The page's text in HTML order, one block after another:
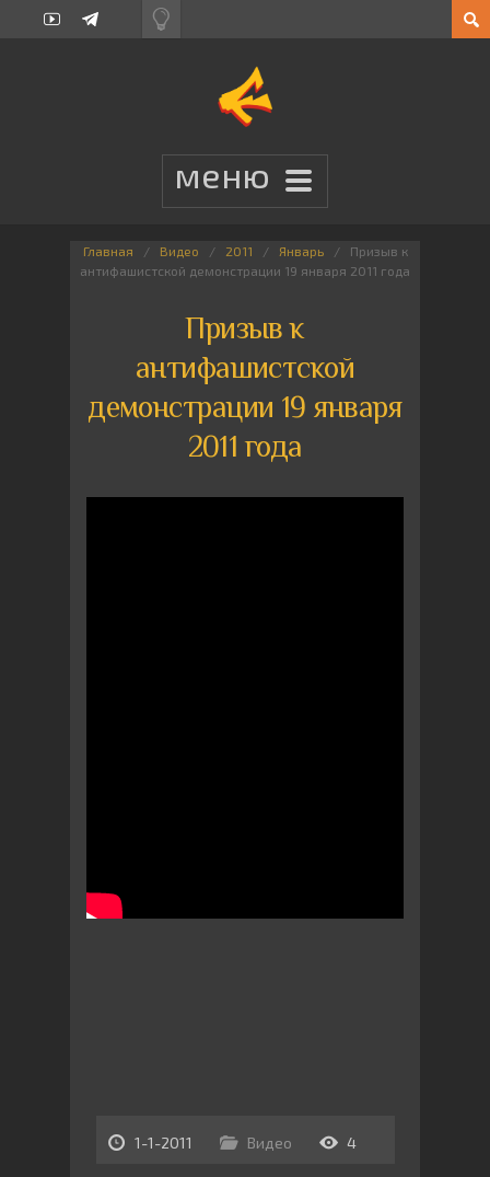
Главная Видео 2011 Январь
Призыв к
антифашистской демонстрации 19 января 2011 года
Призыв к
антифашистской
демонстрации 19 января
2011 года
1-1-2011 Видео 4